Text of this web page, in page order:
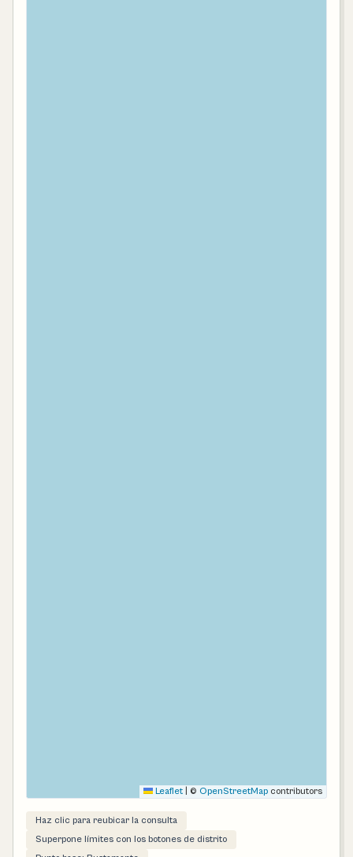
Leaflet © OpenStreetMap contributors
Haz clic para reubicar la consulta
Superpone límites con los botones de distrito